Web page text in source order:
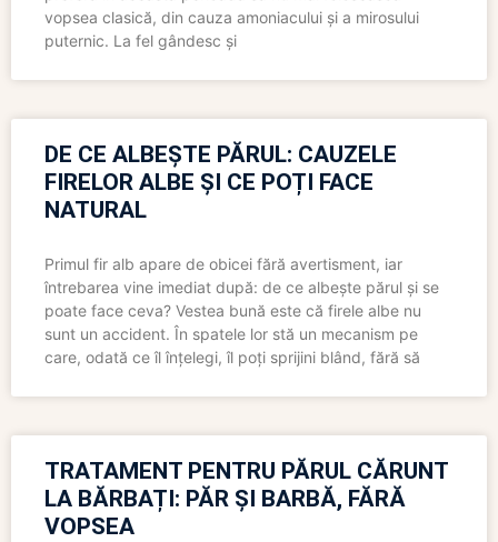
vopsea clasică, din cauza amoniacului și a mirosului
puternic. La fel gândesc și
DE CE ALBEȘTE PĂRUL: CAUZELE
FIRELOR ALBE ȘI CE POȚI FACE
NATURAL
Primul fir alb apare de obicei fără avertisment, iar
întrebarea vine imediat după: de ce albește părul și se
poate face ceva? Vestea bună este că firele albe nu
sunt un accident. În spatele lor stă un mecanism pe
care, odată ce îl înțelegi, îl poți sprijini blând, fără să
TRATAMENT PENTRU PĂRUL CĂRUNT
LA BĂRBAȚI: PĂR ȘI BARBĂ, FĂRĂ
VOPSEA